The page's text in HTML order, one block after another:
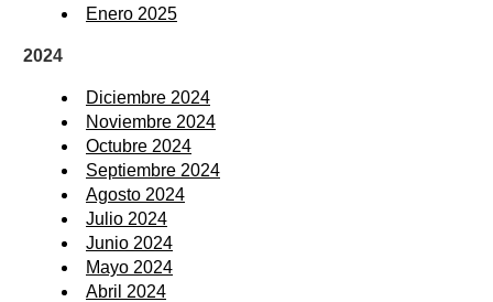
Enero 2025
2024
Diciembre 2024
Noviembre 2024
Octubre 2024
Septiembre 2024
Agosto 2024
Julio 2024
Junio 2024
Mayo 2024
Abril 2024